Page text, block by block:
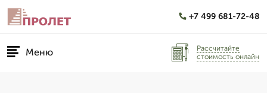
+7 499 681-72-48
Меню
Рассчитайте
стоимость онлайн